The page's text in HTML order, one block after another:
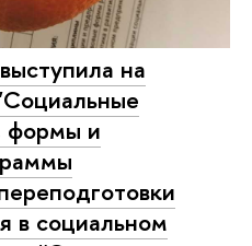
на
формы и
в социальном